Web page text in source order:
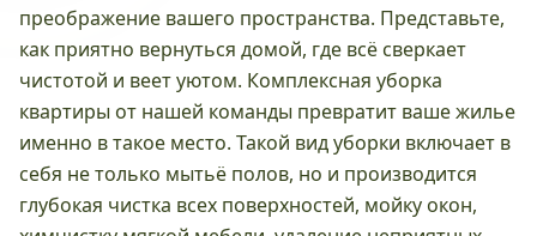
преображение вашего пространства. Представьте,
как приятно вернуться домой, где всё сверкает
чистотой и веет уютом. Комплексная уборка
квартиры от нашей команды превратит ваше жилье
именно в такое место. Такой вид уборки включает в
себя не только мытьё полов, но и производится
глубокая чистка всех поверхностей, мойку окон,